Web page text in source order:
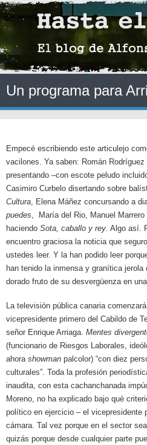
Un programa para
Empecé escribiendo este articulejo
vacilones. Ya saben: Román Rodríguez
presentando –con escote peludo
Casimiro Curbelo disertando sobre
Cultura, Elena Máñez concursando a
puedes, María del Rio, Manuel Marrero
haciendo Sota, caballo y rey. Algo así.
encuentro graciosa la noticia que
ustedes leer. Y la han podido leer
han tenido la inmensa y granítica jerola
dorado fruto de su desvergüenza en
La televisión pública canaria
vicepresidente primero del Cabildo de
señor Enrique Arriaga. Mentes
(funcionario de Riesgos Laborales,
ahora showman palcolor) “con diez
culturales”. Toda la profesión
inaudita, con esta cachanchanada
Moreno, no ha explicado bajo qué
político en ejercicio – el vicepresidente
cámara. Tal vez porque en el sector
quizás porque desde cualquier parte